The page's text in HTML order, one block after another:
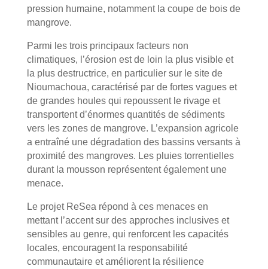
pression humaine, notamment la coupe de bois de
mangrove.
Parmi les trois principaux facteurs non
climatiques, l’érosion est de loin la plus visible et
la plus destructrice, en particulier sur le site de
Nioumachoua, caractérisé par de fortes vagues et
de grandes houles qui repoussent le rivage et
transportent d’énormes quantités de sédiments
vers les zones de mangrove. L’expansion agricole
a entraîné une dégradation des bassins versants à
proximité des mangroves. Les pluies torrentielles
durant la mousson représentent également une
menace.
Le projet ReSea répond à ces menaces en
mettant l’accent sur des approches inclusives et
sensibles au genre, qui renforcent les capacités
locales, encouragent la responsabilité
communautaire et améliorent la résilience